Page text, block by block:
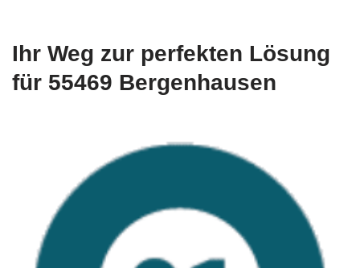
Ihr Weg zur perfekten Lösung
für 55469 Bergenhausen